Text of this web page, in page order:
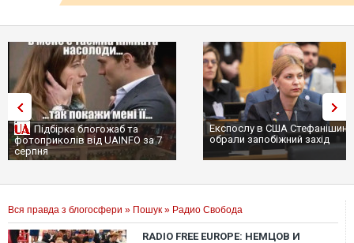
Підбірка блогожаб та
фотоприколів від UAINFO за 7
серпня
Експослу в США
обрали запобіжний захід
Вся правда з блогосфери » Пошук » Радио Свобода
RADIO FREE EUROPE: НЕМЦОВ И